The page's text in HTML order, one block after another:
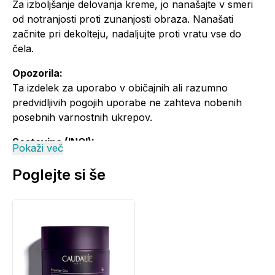
Za izboljšanje delovanja kreme, jo nanašajte v smeri
od notranjosti proti zunanjosti obraza. Nanašati
začnite pri dekolteju, nadaljujte proti vratu vse do
čela.
Opozorila:
Ta izdelek za uporabo v običajnih ali razumno
predvidljivih pogojih uporabe ne zahteva nobenih
posebnih varnostnih ukrepov.
Sestavine (INCI):
TRIGLYCERIDE, VITIS VINIFERA (GRAPE) SEED OIL,
BUTYROSPERMUM PARKII (SHEA) BUTTER
EXTRACT, CETEARYL ALCOHOL, BUTYLENE
CETEARYL GLUCOSIDE, HYDROGENATED OLIVE
OIL UNSAPONIFIABLES, PROPANEDIOL,
PALMITOYL GRAPEVINE SHOOT EXTRACT,
Pokaži več
Poglejte si še